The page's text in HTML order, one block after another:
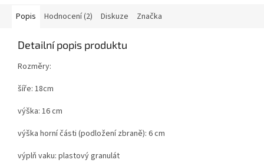
Popis Hodnocení (2) Diskuze Značka
Detailní popis produktu
Rozměry:
šíře: 18cm
výška: 16 cm
výška horní části (podložení zbraně): 6 cm
výplň vaku: plastový granulát